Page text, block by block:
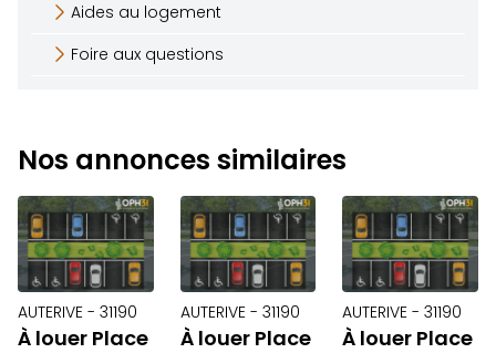
Aides au logement
Foire aux questions
Nos annonces similaires
AUTERIVE - 31190
À louer Place
AUTERIVE - 31190
À louer Place
AUTERIVE - 31190
À louer Place